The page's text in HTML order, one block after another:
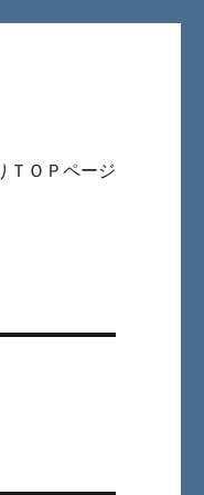
ＴＯＰページ